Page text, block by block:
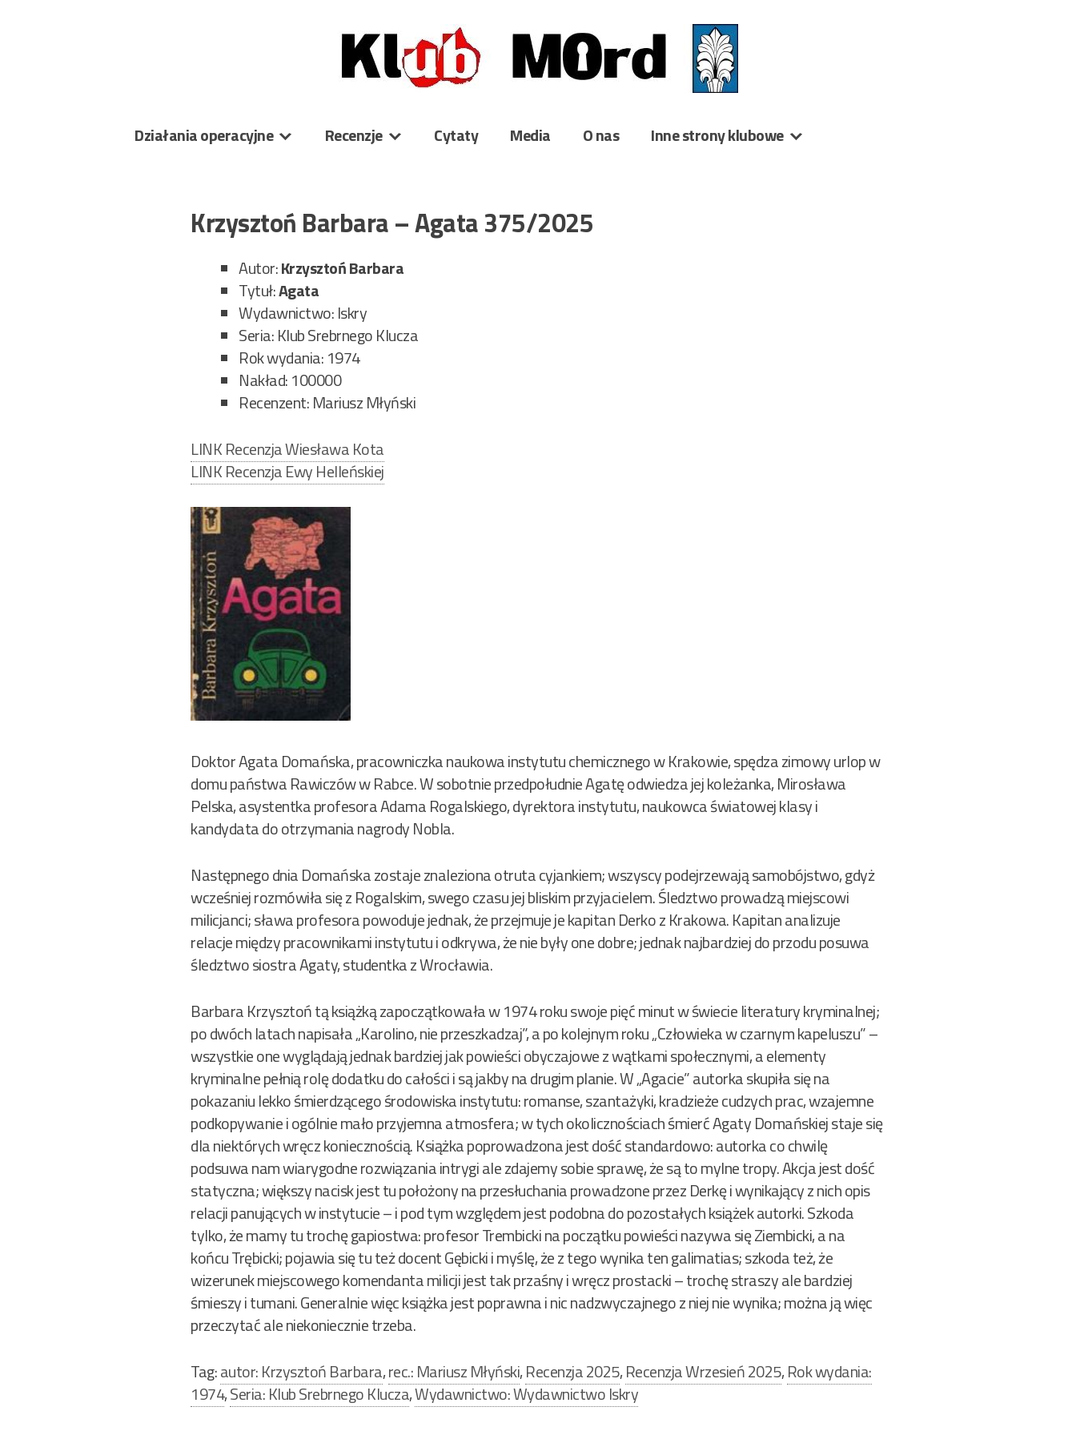
Działania operacyjne Recenzje Cytaty Media O nas Inne strony klubowe
Krzysztoń Barbara – Agata 375/2025
Autor:Krzysztoń Barbara
Tytuł:Agata
Wydawnictwo: Iskry
Seria: Klub Srebrnego Klucza
Rok wydania: 1974
Nakład: 100000
Recenzent: Mariusz Młyński
LINK Recenzja Wiesława Kota
LINK Recenzja Ewy Helleńskiej
Doktor Agata Domańska, pracowniczka naukowa instytutu chemicznego w Krakowie, spędza zimowy urlop w
domu państwa Rawiczów w Rabce. W sobotnie przedpołudnie Agatę odwiedza jej koleżanka, Mirosława
Pelska, asystentka profesora Adama Rogalskiego, dyrektora instytutu, naukowca światowej klasy i
kandydata do otrzymania nagrody Nobla.
Następnego dnia Domańska zostaje znaleziona otruta cyjankiem; wszyscy podejrzewają samobójstwo, gdyż
wcześniej rozmówiła się z Rogalskim, swego czasu jej bliskim przyjacielem. Śledztwo prowadzą miejscowi
milicjanci; sława profesora powoduje jednak, że przejmuje je kapitan Derko z Krakowa. Kapitan analizuje
relacje między pracownikami instytutu i odkrywa, że nie były one dobre; jednak najbardziej do przodu posuwa
śledztwo siostra Agaty, studentka z Wrocławia.
Barbara Krzysztoń tą książką zapoczątkowała w 1974 roku swoje pięć minut w świecie literatury kryminalnej;
po dwóch latach napisała „Karolino, nie przeszkadzaj”, a po kolejnym roku „Człowieka w czarnym kapeluszu” –
wszystkie one wyglądają jednak bardziej jak powieści obyczajowe z wątkami społecznymi, a elementy
kryminalne pełnią rolę dodatku do całości i są jakby na drugim planie. W „Agacie” autorka skupiła się na
pokazaniu lekko śmierdzącego środowiska instytutu: romanse, szantażyki, kradzieże cudzych prac, wzajemne
podkopywanie i ogólnie mało przyjemna atmosfera; w tych okolicznościach śmierć Agaty Domańskiej staje się
dla niektórych wręcz koniecznością. Książka poprowadzona jest dość standardowo: autorka co chwilę
podsuwa nam wiarygodne rozwiązania intrygi ale zdajemy sobie sprawę, że są to mylne tropy. Akcja jest dość
statyczna; większy nacisk jest tu położony na przesłuchania prowadzone przez Derkę i wynikający z nich opis
relacji panujących w instytucie – i pod tym względem jest podobna do pozostałych książek autorki. Szkoda
tylko, że mamy tu trochę gapiostwa: profesor Trembicki na początku powieści nazywa się Ziembicki, a na
końcu Trębicki; pojawia się tu też docent Gębicki i myślę, że z tego wynika ten galimatias; szkoda też, że
wizerunek miejscowego komendanta milicji jest tak przaśny i wręcz prostacki – trochę straszy ale bardziej
śmieszy i tumani. Generalnie więc książka jest poprawna i nic nadzwyczajnego z niej nie wynika; można ją więc
przeczytać ale niekoniecznie trzeba.
Tag:autor: Krzysztoń Barbara,rec.: Mariusz Młyński,Recenzja 2025,Recenzja Wrzesień 2025,Rok wydania:
1974,Seria: Klub Srebrnego Klucza,Wydawnictwo: Wydawnictwo Iskry